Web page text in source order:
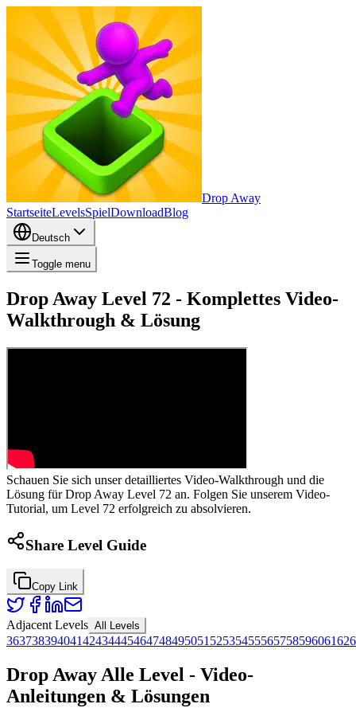
Drop Away
StartseiteLevelsSpielDownloadBlog
Deutsch
Toggle menu
Drop Away Level 72 - Komplettes Video-
Walkthrough & Lösung
Schauen Sie sich unser detailliertes Video-Walkthrough und die
Lösung für Drop Away Level 72 an. Folgen Sie unserem Video-
Tutorial, um Level 72 erfolgreich zu absolvieren.
Share Level Guide
Copy Link
Adjacent Levels All Levels
36373839404142434445464748495051 5253545556575859606162
Drop Away Alle Level - Video-
Anleitungen & Lösungen